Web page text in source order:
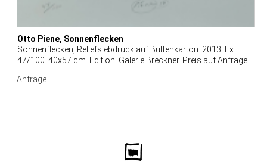
Otto Piene, Sonnenflecken
Sonnenflecken, Reliefsiebdruck auf Büttenkarton. 2013. Ex.:
47/100. 40x57 cm. Edition: Galerie Breckner. Preis auf Anfrage
Anfrage